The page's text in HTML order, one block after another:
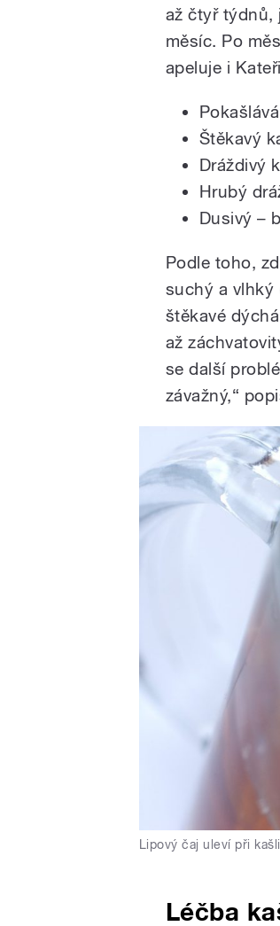
až čtyř týdnů,
měsíc. Po
apeluje i
Štěkavý
Dráždivý
Hrubý
Dusivý –
Podle toho,
suchý a vlhký
štěkavé
až
se další
závažný,“
Lipový čaj uleví při kašli
Léčba